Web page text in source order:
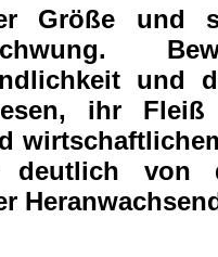
Größe und
und
ihr
deutlich von